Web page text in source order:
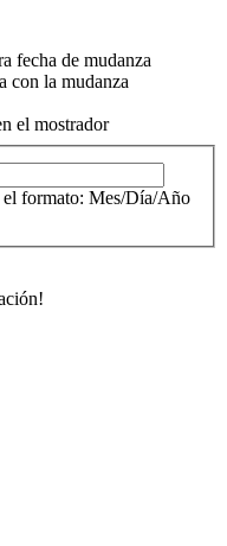
fecha de mudanza
con la mudanza
el mostrador
el formato: Mes/Día/Año